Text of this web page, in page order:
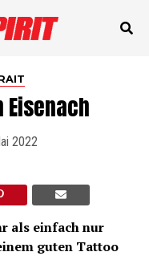
Eisenach
2022
als einfach nur
guten Tattoo